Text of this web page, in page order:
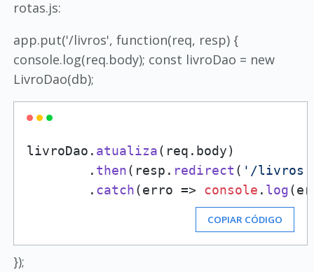
rotas.js:
app.put('/livros', function(req, resp) {
console.log(req.body); const livroDao = new
LivroDao(db);
livroDao. atualiza(req. body)
        .
then(resp. redirect ( '/livros'
        .
catch(erro => console . log
COPIAR CÓDIGO
});